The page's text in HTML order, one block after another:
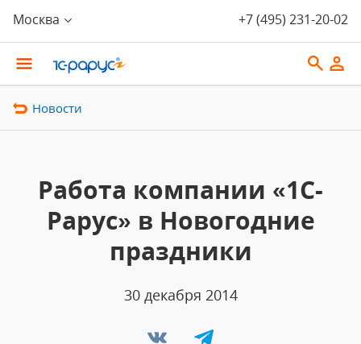
Москва +7 (495) 231-20-02
Новости
Работа компании «1С-
Рарус» в Новогодние
праздники
30 декабря 2014